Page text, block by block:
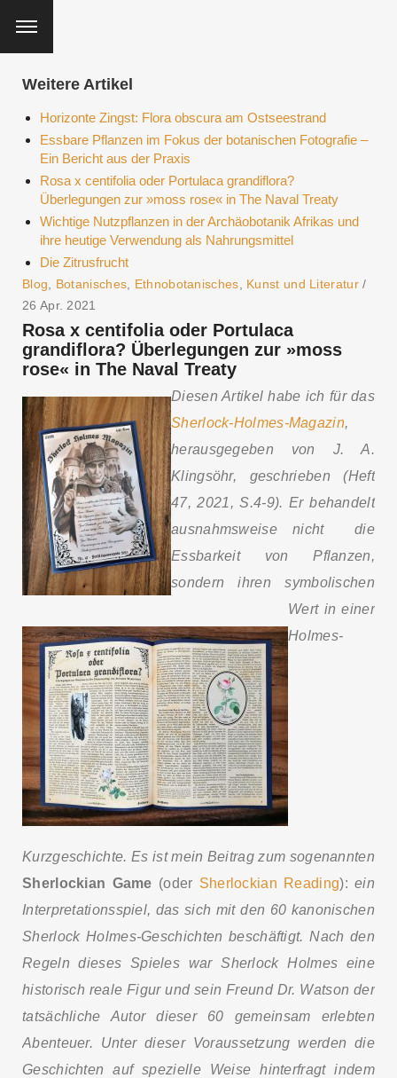
Weitere Artikel
Horizonte Zingst: Flora obscura am Ostseestrand
Essbare Pflanzen im Fokus der botanischen Fotografie –
Ein Bericht aus der Praxis
Rosa x centifolia oder Portulaca grandiflora?
Überlegungen zur »moss rose« in The Naval Treaty
Wichtige Nutzpflanzen in der Archäobotanik Afrikas und
ihre heutige Verwendung als Nahrungsmittel
Die Zitrusfrucht
Blog Botanisches Ethnobotanisches Kunst und Literatur/
26 Apr. 2021
Rosa x centifolia oder Portulaca
grandiflora? Überlegungen zur »moss
rose« in The Naval Treaty
Diesen Artikel habe ich für das
Sherlock-Holmes-Magazin,
herausgegeben von J. A.
Klingsöhr, geschrieben (Heft
47, 2021, S.4-9). Er behandelt
ausnahmsweise nicht die
Essbarkeit von Pflanzen,
sondern ihren symbolischen
Wert in einer
Holmes-
Kurzgeschichte. Es ist mein Beitrag zum sogenannten
Sherlockian Game (oder Sherlockian Reading): ein
Interpretationsspiel, das sich mit den 60 kanonischen
Sherlock Holmes-Geschichten beschäftigt. Nach den
Regeln dieses Spieles war Sherlock Holmes eine
historisch reale Figur und sein Freund Dr. Watson der
tatsächliche Autor dieser 60 gemeinsam erlebten
Abenteuer. Unter dieser Voraussetzung werden die
Geschichten auf spezielle Weise hinterfragt indem